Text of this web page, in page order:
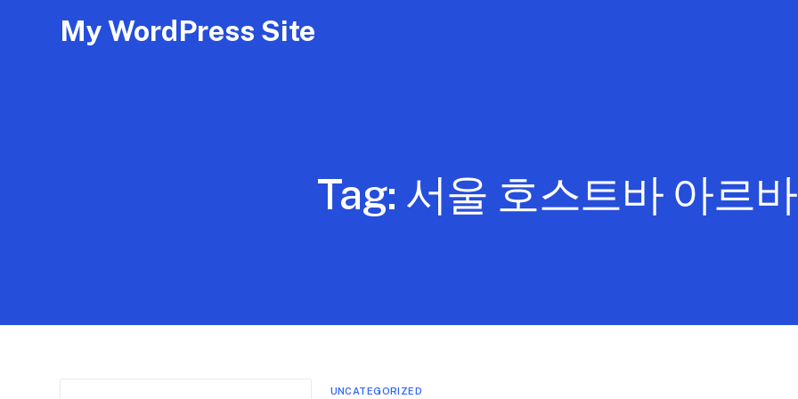
My WordPress Site
Tag: 서울 호스트바 아르
UNCATEGORIZED